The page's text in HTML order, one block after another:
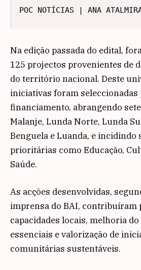
POC NOTÍCIAS | ANA
Na edição passada do edital,
125 projectos provenientes de
do território nacional. Deste
iniciativas foram seleccionadas
financiamento, abrangendo
Malanje, Lunda Norte, Lunda
Benguela e Luanda, e incidindo
prioritárias como Educação,
Saúde.
As acções desenvolvidas,
imprensa do BAI, contribuíram
capacidades locais, melhoria
essenciais e valorização de
comunitárias sustentáveis.